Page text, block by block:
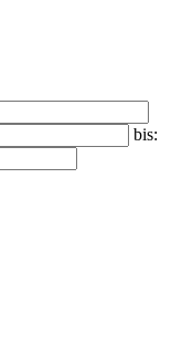
bis: